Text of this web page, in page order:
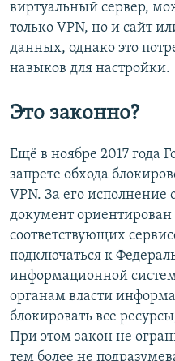
виртуальный сервер,
только VPN, но и сайт
данных, однако это
навыков для настройки.
Это законно?
Ещё в ноябре 2017 года
запрете обхода
VPN. За его
документ ориентирован
соответствующих
подключаться к
информационной
органам власти
блокировать все
При этом закон не
тем более не